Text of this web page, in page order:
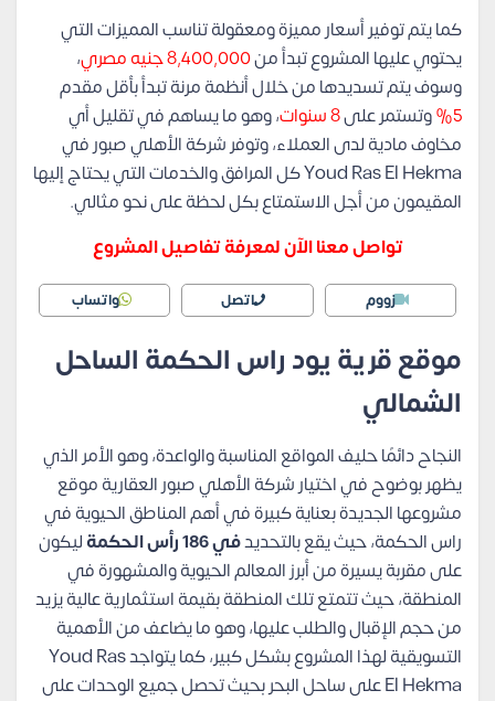
كما يتم توفير أسعار مميزة ومعقولة تناسب المميزات التي
يحتوي عليها المشروع تبدأ من8,400,000 جنيه مصري
،
وسوف يتم تسديدها من خلال أنظمة مرنة تبدأ بأقل مقدم
5%
وتستمر على8 سنوات
، وهو ما يساهم في تقليل أي
مخاوف مادية لدى العملاء، وتوفر شركة الأهلي صبور في
Youd Ras El Hekma كل المرافق والخدمات التي يحتاج إليها
المقيمون من أجل الاستمتاع بكل لحظة على نحو مثالي.
تواصل معنا الآن لمعرفة تفاصيل المشروع
زووم اتصل واتساب
موقع قرية يود راس الحكمة الساحل
الشمالي
النجاح دائمًا حليف المواقع المناسبة والواعدة، وهو الأمر الذي
يظهر بوضوح في اختيار شركة الأهلي صبور العقارية موقع
مشروعها الجديدة بعناية كبيرة في أهم المناطق الحيوية في
راس الحكمة، حيث يقع بالتحديدفي 186 رأس الحكمة
ليكون
على مقربة يسيرة من أبرز المعالم الحيوية والمشهورة في
المنطقة، حيث تتمتع تلك المنطقة بقيمة استثمارية عالية يزيد
من حجم الإقبال والطلب عليها، وهو ما يضاعف من الأهمية
التسويقية لهذا المشروع بشكل كبير، كما يتواجد Youd Ras
El Hekma على ساحل البحر بحيث تحصل جميع الوحدات على